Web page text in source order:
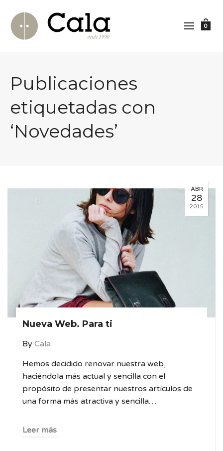
0
Publicaciones
etiquetadas con
‘Novedades’
ABR
28
2015
Nueva Web. Para ti
By Cala
Hemos decidido renovar nuestra web,
haciéndola más actual y sencilla con el
propósito de presentar nuestros artículos de
una forma más atractiva y sencilla…
Leer más